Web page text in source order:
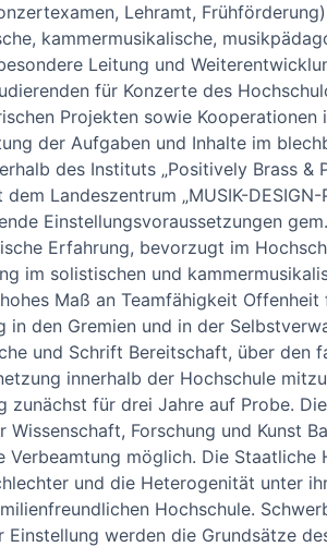
Lehramt,
kammermusikalische,
Leitung und
für Konzerte des
Projekten sowie
der Aufgaben und Inhalte im
des Instituts „Positively Brass &
Landeszentrum „MUSIK-DESIGN-
Einstellungsvoraussetzungen
Erfahrung, bevorzugt im
im solistischen und
Maß an Teamfähigkeit
den Gremien und in der
und Schrift Bereitschaft, über den
innerhalb der Hochschule
zunächst für drei Jahre auf Probe.
Forschung und Kunst
Verbeamtung möglich. Die
und die Heterogenität unter
Hochschule.
werden die Grundsätze